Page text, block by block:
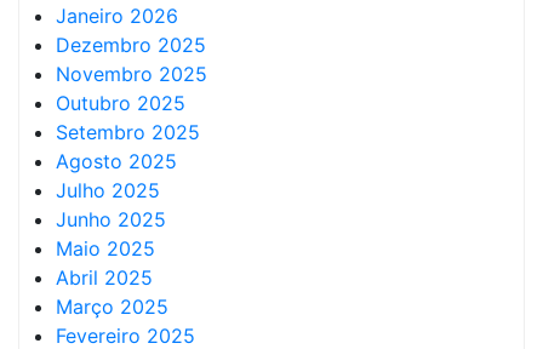
Janeiro 2026
Dezembro 2025
Novembro 2025
Outubro 2025
Setembro 2025
Agosto 2025
Julho 2025
Junho 2025
Maio 2025
Abril 2025
Março 2025
Fevereiro 2025